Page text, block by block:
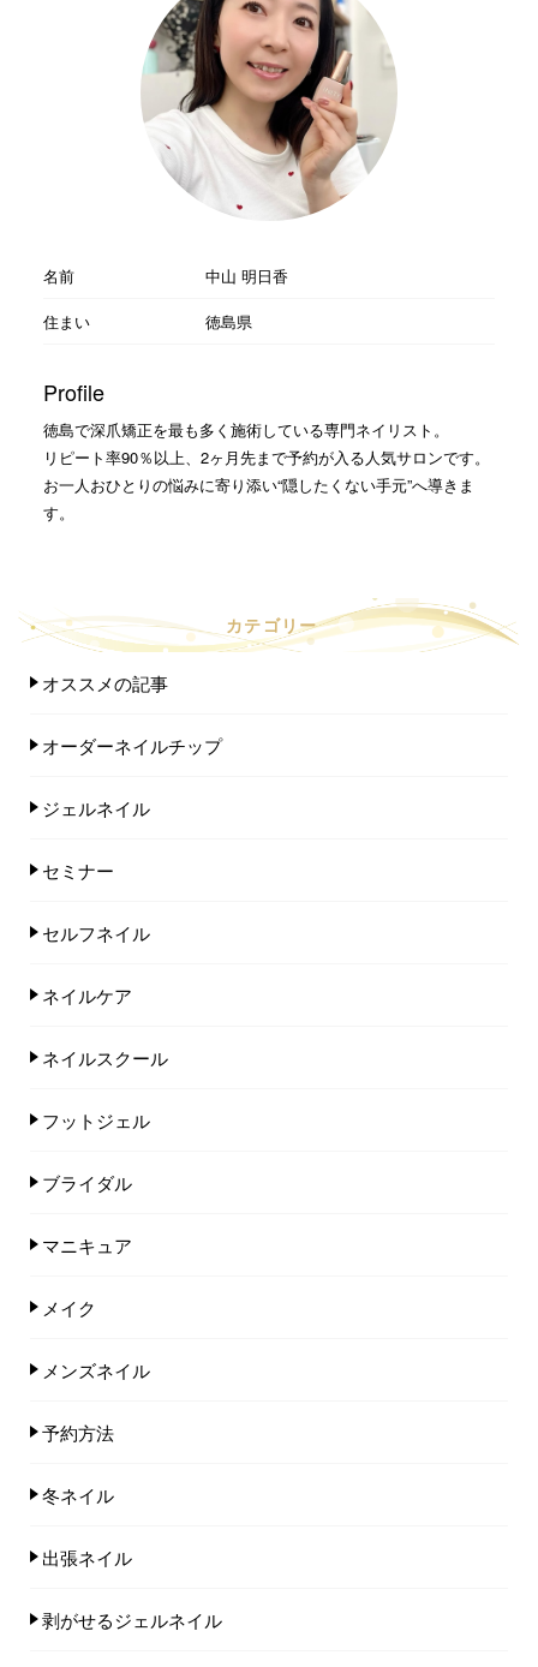
名前
中山 明日香
住まい
徳島県
Profile
徳島で深爪矯正を最も多く施術している専門ネイリスト。
リピート率90％以上、2ヶ月先まで予約が入る人気サロンです。
お一人おひとりの悩みに寄り添い“隠したくない手元”へ導きま
す。
カテゴリー
オススメの記事
オーダーネイルチップ
ジェルネイル
セミナー
セルフネイル
ネイルケア
ネイルスクール
フットジェル
ブライダル
マニキュア
メイク
メンズネイル
予約方法
冬ネイル
出張ネイル
剥がせるジェルネイル